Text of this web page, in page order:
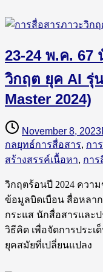
23-24 พ.ค. 67
วิกฤต ยุค AI รุ่
Master 2024)
November 8, 2023
กลยุทธ์การสื่อสาร, กา
สร้างสรรค์เนื้อหา, การ
วิกฤตร้อนปี 2024 ควา
ข้อมูลบิดเบือน สื่อหลา
กระแส นักสื่อสารและ
วิธีคิด เพื่อจัดการประ
ยุคสมัยที่เปลี่ยนแปลง